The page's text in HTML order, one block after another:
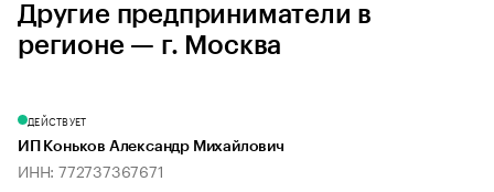
Другие предприниматели в
регионе — г. Москва
ДЕЙСТВУЕТ
ИП Коньков Александр Михайлович
ИНН: 772737367671